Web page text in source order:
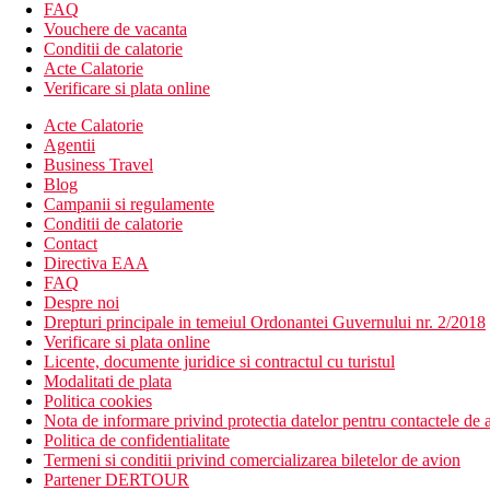
sala de conferinta
Wi-Fi la receptie (gratuit)
piscina interioara cu apa sarata
2 piscine (sezlonguri si umbrele gratuite, prosoape de plaja
mini club
piscina pentru copii
tobogan de apa
Descrierea plajei
nisipos
sezlonguri si umbrele gratuite
prosoape de plaja contra depozit
Activitati sportive gratuite
programe de animatie
programe de seara
aerobic
volei pe plaja
darts
tenis de masa
terenuri de tenis (1 ora pe zi/necesita rezervare,
FAQ
Vouchere de vacanta
Conditii de calatorie
Acte Calatorie
Verificare si plata online
Acte Calatorie
Agentii
Business Travel
Blog
Campanii si regulamente
Conditii de calatorie
Contact
Directiva EAA
FAQ
Despre noi
Drepturi principale in temeiul Ordonantei Guvernului nr. 2/2018
Verificare si plata online
Licente, documente juridice si contractul cu turistul
Modalitati de plata
Politica cookies
Nota de informare privind protectia datelor pentru contactele de
Politica de confidentialitate
Termeni si conditii privind comercializarea biletelor de avion
Partener DERTOUR